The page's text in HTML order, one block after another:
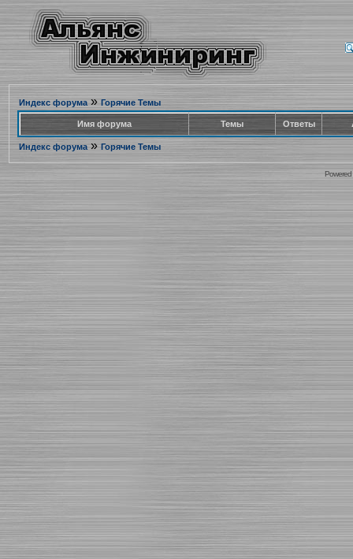
Индекс форума» Горячие Темы
Имя форума Темы Ответы
Индекс форума» Горячие Темы